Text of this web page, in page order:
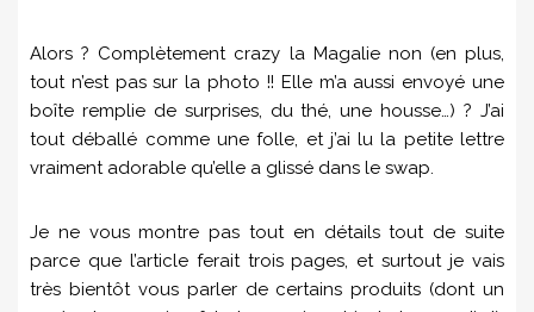
Alors ? Complètement crazy la Magalie non (en plus,
tout n’est pas sur la photo !! Elle m’a aussi envoyé une
boîte remplie de surprises, du thé, une housse…) ? J’ai
tout déballé comme une folle, et j’ai lu la petite lettre
vraiment adorable qu’elle a glissé dans le swap.
Je ne vous montre pas tout en détails tout de suite
parce que l’article ferait trois pages, et surtout je vais
très bientôt vous parler de certains produits (dont un